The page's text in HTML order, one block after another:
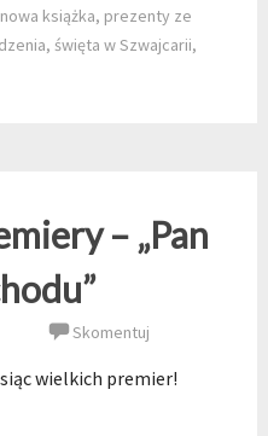
nowa książka, prezenty ze
, święta w Szwajcarii,
– „Pan
Skomentuj
wielkich premier!